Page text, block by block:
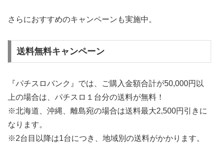
さらにおすすめのキャンペーンも実施中。
送料無料キャンペーン
『パチスロバンク』では、ご購入金額合計が50,000円以
上の場合は、パチスロ１台分の送料が無料！
※北海道、沖縄、離島宛の場合は送料最大2,500円引きに
なります。
※2台目以降は1台につき、地域別の送料がかかります。